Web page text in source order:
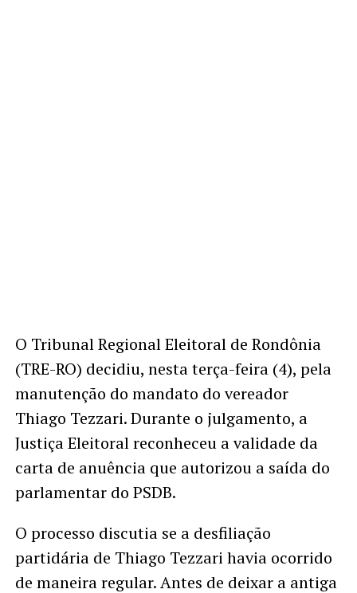
O Tribunal Regional Eleitoral de Rondônia
(TRE-RO) decidiu, nesta terça-feira (4), pela
manutenção do mandato do vereador
Thiago Tezzari. Durante o julgamento, a
Justiça Eleitoral reconheceu a validade da
carta de anuência que autorizou a saída do
parlamentar do PSDB.
O processo discutia se a desfiliação
partidária de Thiago Tezzari havia ocorrido
de maneira regular. Antes de deixar a antiga